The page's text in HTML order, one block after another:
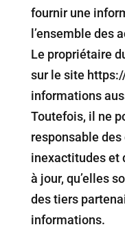
fournir une
l’ensemble des
Le propriétaire
sur le site
informations
Toutefois, il ne
responsable
inexactitudes et
à jour, qu’elles
des tiers
informations.